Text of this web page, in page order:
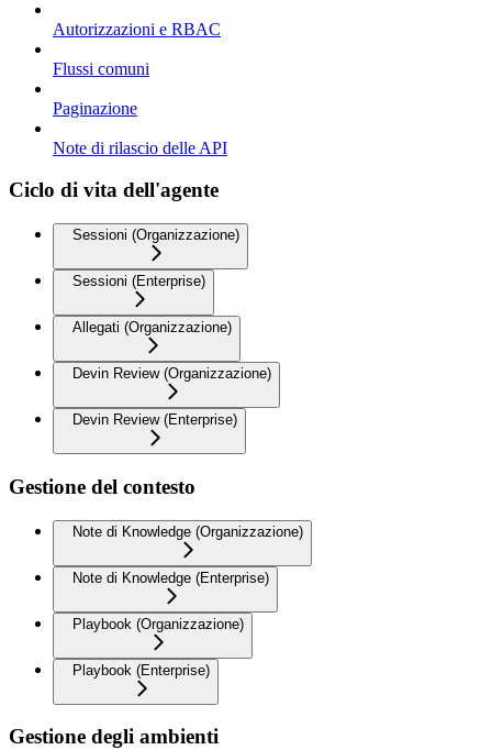
Autorizzazioni e RBAC
Flussi comuni
Paginazione
Note di rilascio delle API
Ciclo di vita dell'agente
Sessioni (Organizzazione)
Sessioni (Enterprise)
Allegati (Organizzazione)
Devin Review (Organizzazione)
Devin Review (Enterprise)
Gestione del contesto
Note di Knowledge (Organizzazione)
Note di Knowledge (Enterprise)
Playbook (Organizzazione)
Playbook (Enterprise)
Gestione degli ambienti